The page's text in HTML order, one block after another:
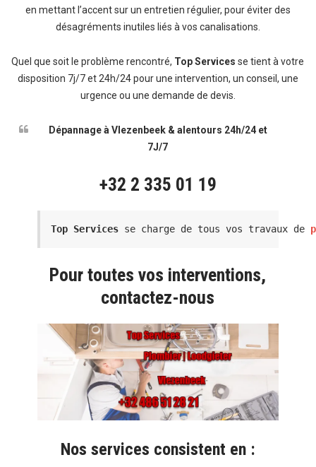
en mettant l’accent sur un entretien régulier, pour éviter des
désagréments inutiles liés à vos canalisations.
Quel que soit le problème rencontré, Top Services se tient à votre
disposition 7j/7 et 24h/24 pour une intervention, un conseil, une
urgence ou une demande de devis.
Dépannage à Vlezenbeek & alentours 24h/24 et
7J/7
+32 2 335 01 19
Top Services se charge de tous vos travaux de
Pour toutes vos interventions,
contactez-nous
Nos services consistent en :